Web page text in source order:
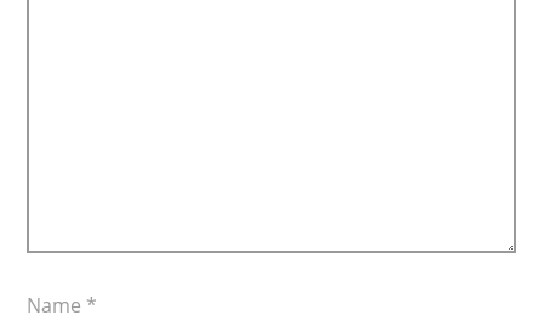
Name *